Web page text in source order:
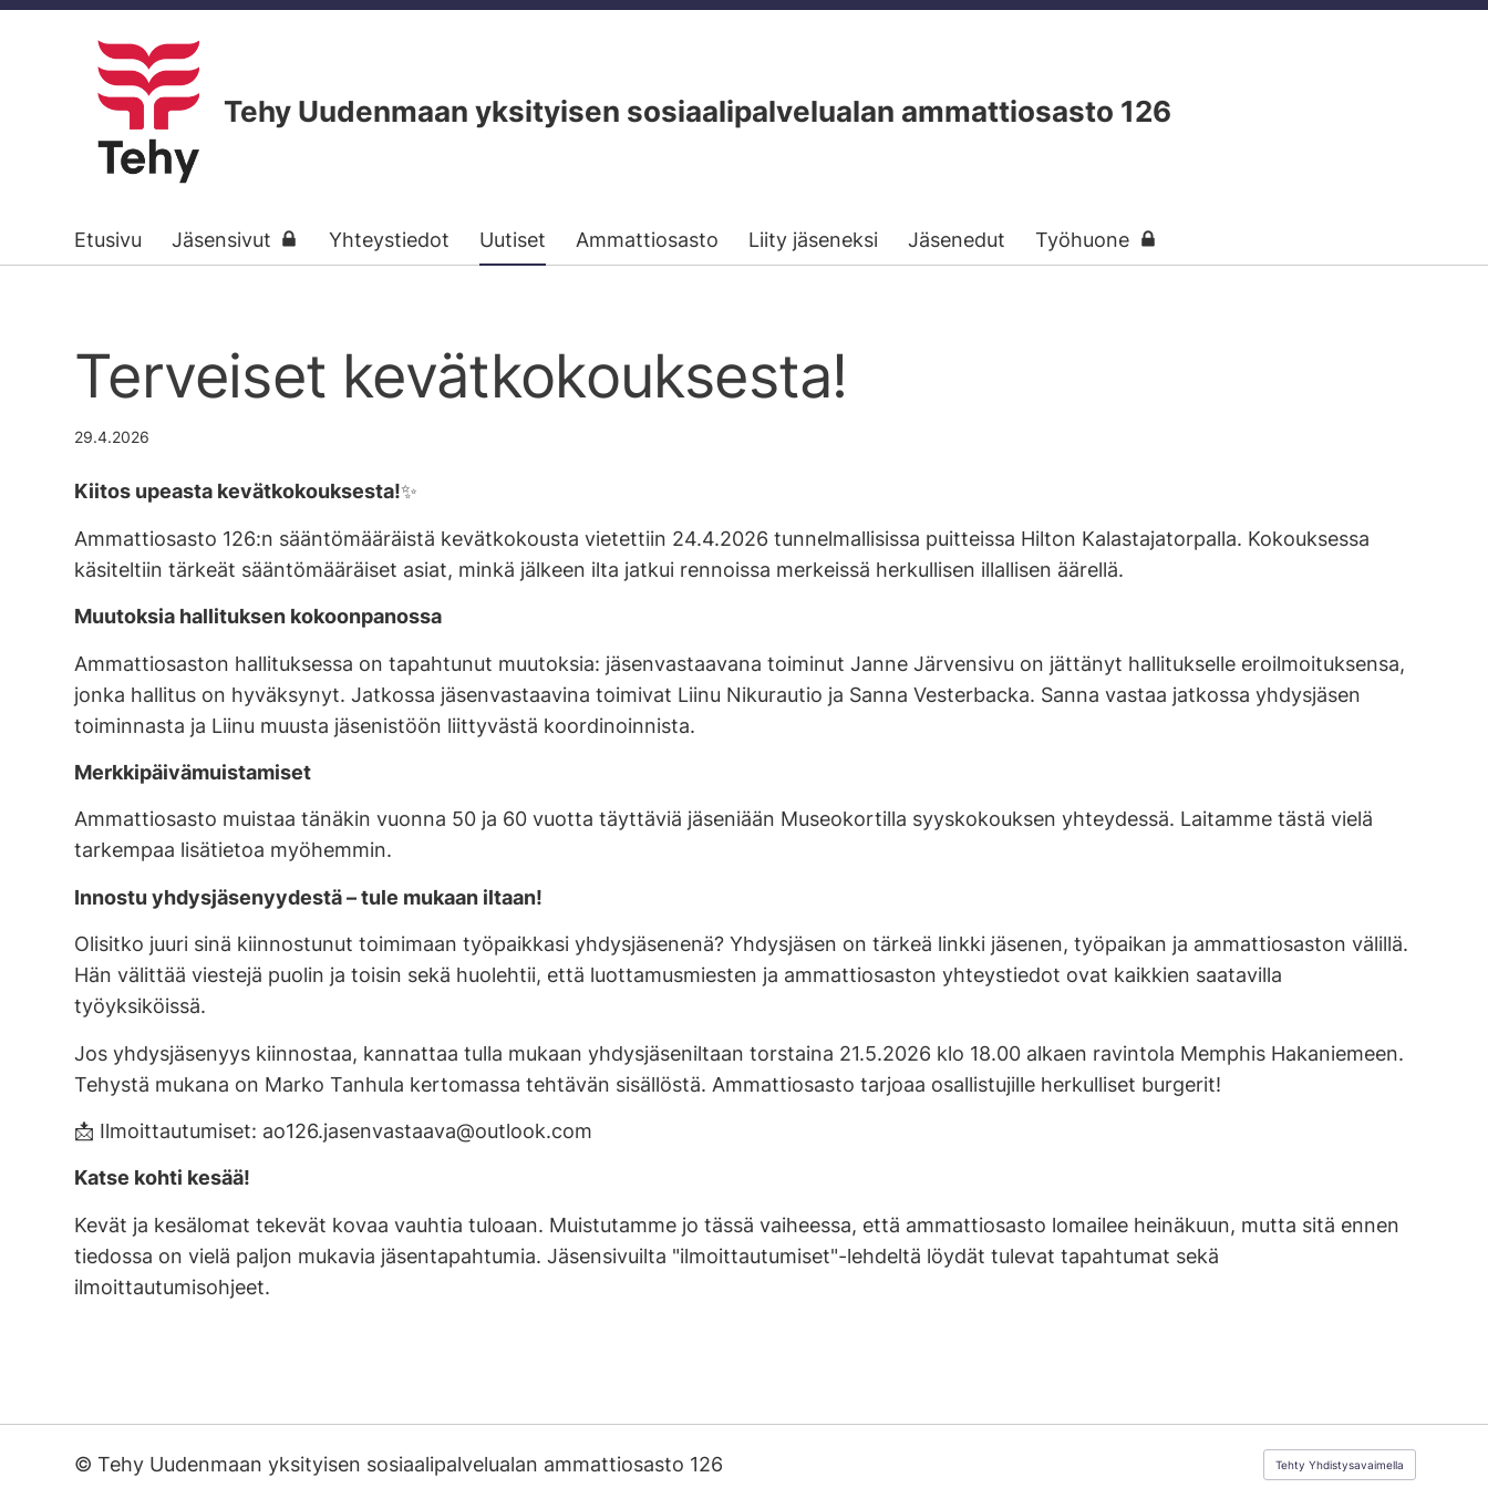
Tehy Uudenmaan yksityisen sosiaalipalvelualan ammattiosasto 126
Etusivu Jäsensivut Yhteystiedot Uutiset Ammattiosasto Liity jäseneksi Jäsenedut Työhuone
Terveiset kevätkokouksesta!
29.4.2026
Kiitos upeasta kevätkokouksesta!✨
Ammattiosasto 126:n sääntömääräistä kevätkokousta vietettiin 24.4.2026 tunnelmallisissa puitteissa Hilton Kalastajatorpalla. Kokouksessa
käsiteltiin tärkeät sääntömääräiset asiat, minkä jälkeen ilta jatkui rennoissa merkeissä herkullisen illallisen äärellä.
Muutoksia hallituksen kokoonpanossa
Ammattiosaston hallituksessa on tapahtunut muutoksia: jäsenvastaavana toiminut Janne Järvensivu on jättänyt hallitukselle eroilmoituksensa,
jonka hallitus on hyväksynyt. Jatkossa jäsenvastaavina toimivat Liinu Nikurautio ja Sanna Vesterbacka. Sanna vastaa jatkossa yhdysjäsen
toiminnasta ja Liinu muusta jäsenistöön liittyvästä koordinoinnista.
Merkkipäivämuistamiset
Ammattiosasto muistaa tänäkin vuonna 50 ja 60 vuotta täyttäviä jäseniään Museokortilla syyskokouksen yhteydessä. Laitamme tästä vielä
tarkempaa lisätietoa myöhemmin.
Innostu yhdysjäsenyydestä – tule mukaan iltaan!
Olisitko juuri sinä kiinnostunut toimimaan työpaikkasi yhdysjäsenenä? Yhdysjäsen on tärkeä linkki jäsenen, työpaikan ja ammattiosaston välillä.
Hän välittää viestejä puolin ja toisin sekä huolehtii, että luottamusmiesten ja ammattiosaston yhteystiedot ovat kaikkien saatavilla
työyksiköissä.
Jos yhdysjäsenyys kiinnostaa, kannattaa tulla mukaan yhdysjäseniltaan torstaina 21.5.2026 klo 18.00 alkaen ravintola Memphis Hakaniemeen.
Tehystä mukana on Marko Tanhula kertomassa tehtävän sisällöstä. Ammattiosasto tarjoaa osallistujille herkulliset burgerit!
📩 Ilmoittautumiset: ao126.jasenvastaava@outlook.com
Katse kohti kesää!
Kevät ja kesälomat tekevät kovaa vauhtia tuloaan. Muistutamme jo tässä vaiheessa, että ammattiosasto lomailee heinäkuun, mutta sitä ennen
tiedossa on vielä paljon mukavia jäsentapahtumia. Jäsensivuilta "ilmoittautumiset"-lehdeltä löydät tulevat tapahtumat sekä
ilmoittautumisohjeet.
©Tehy Uudenmaan yksityisen sosiaalipalvelualan ammattiosasto 126 Tehty Yhdistysavaimella